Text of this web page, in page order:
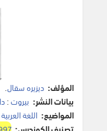
المؤلف: ديزيره سقال.
بيانات النشر: بيروت:
المواضيع: اللغة العربية